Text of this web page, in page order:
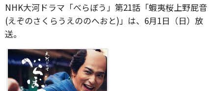
NHK大河ドラマ「べらぼう」第21話「蝦夷桜上野屁音
(えぞのさくらうえののへおと)」は、6月1日（日）放
送。